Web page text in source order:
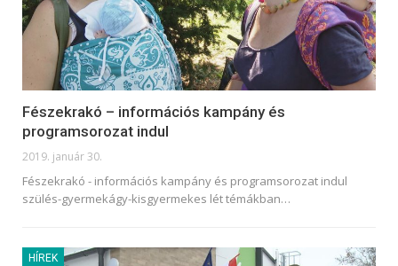
Fészekrakó – információs kampány és
programsorozat indul
2019. január 30.
Fészekrakó - információs kampány és programsorozat indul
szülés-gyermekágy-kisgyermekes lét témákban…
HÍREK